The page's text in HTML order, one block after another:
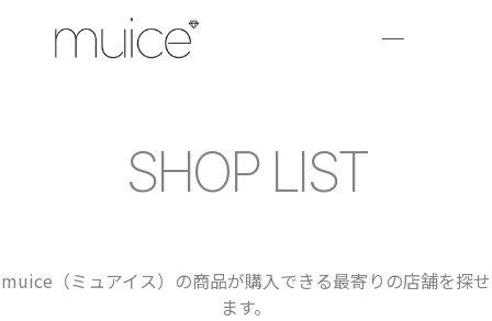
SHOP LIST
muice（ミュアイス）の商品が購入できる最寄りの店舗を探せ
ます。